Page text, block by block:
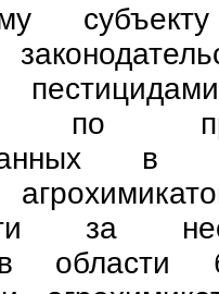
по
в
за
области